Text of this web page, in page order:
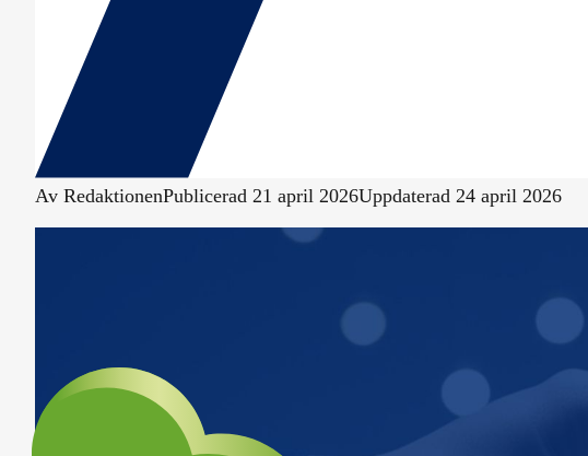
Av RedaktionenPublicerad 21 april 2026Uppdaterad 24 april 2026